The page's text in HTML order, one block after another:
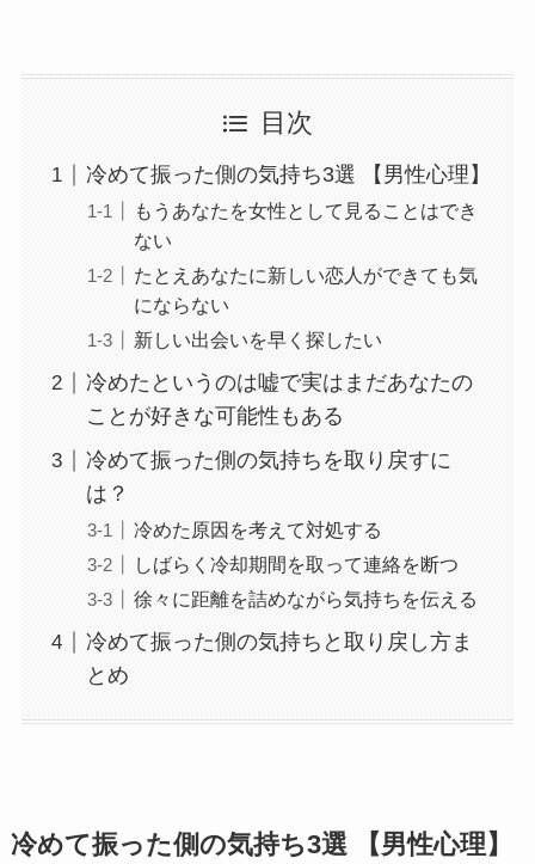
目次
冷めて振った側の気持ち3選 【男性心理】
もうあなたを女性として見ることはでき
ない
たとえあなたに新しい恋人ができても気
にならない
新しい出会いを早く探したい
冷めたというのは嘘で実はまだあなたの
ことが好きな可能性もある
冷めて振った側の気持ちを取り戻すに
は？
冷めた原因を考えて対処する
しばらく冷却期間を取って連絡を断つ
徐々に距離を詰めながら気持ちを伝える
冷めて振った側の気持ちと取り戻し方ま
とめ
冷めて振った側の気持ち3選 【男性心理】